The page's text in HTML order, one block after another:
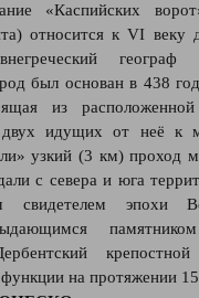
«Каспийских
относится к VI веку
географ
был основан в 438
из
идущих от неё к
узкий (3 км) проход
с севера и юга
свидетелем эпохи
памятником
на протяжении